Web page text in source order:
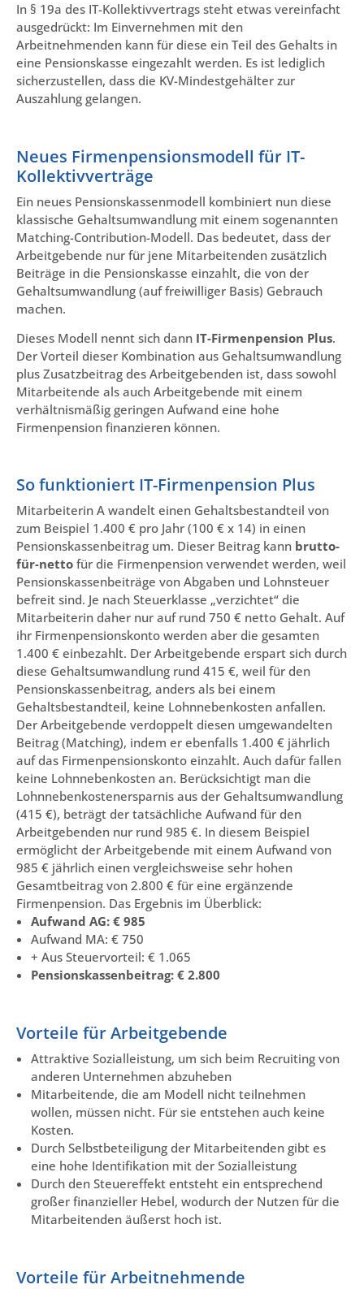
In § 19a des IT-Kollektivvertrags steht etwas vereinfacht
ausgedrückt: Im Einvernehmen mit den
Arbeitnehmenden kann für diese ein Teil des Gehalts in
eine Pensionskasse eingezahlt werden. Es ist lediglich
sicherzustellen, dass die KV-Mindestgehälter zur
Auszahlung gelangen.
Neues Firmenpensionsmodell für IT-
Kollektivverträge
Ein neues Pensionskassenmodell kombiniert nun diese
klassische Gehaltsumwandlung mit einem sogenannten
Matching-Contribution-Modell. Das bedeutet, dass der
Arbeitgebende nur für jene Mitarbeitenden zusätzlich
Beiträge in die Pensionskasse einzahlt, die von der
Gehaltsumwandlung (auf freiwilliger Basis) Gebrauch
machen.
Dieses Modell nennt sich dann IT-Firmenpension Plus.
Der Vorteil dieser Kombination aus Gehaltsumwandlung
plus Zusatzbeitrag des Arbeitgebenden ist, dass sowohl
Mitarbeitende als auch Arbeitgebende mit einem
verhältnismäßig geringen Aufwand eine hohe
Firmenpension finanzieren können.
So funktioniert IT-Firmenpension Plus
Mitarbeiterin A wandelt einen Gehaltsbestandteil von
zum Beispiel 1.400 € pro Jahr (100 € x 14) in einen
Pensionskassenbeitrag um. Dieser Beitrag kann brutto-
für-netto für die Firmenpension verwendet werden, weil
Pensionskassenbeiträge von Abgaben und Lohnsteuer
befreit sind. Je nach Steuerklasse „verzichtet“ die
Mitarbeiterin daher nur auf rund 750 € netto Gehalt. Auf
ihr Firmenpensionskonto werden aber die gesamten
1.400 € einbezahlt. Der Arbeitgebende erspart sich durch
diese Gehaltsumwandlung rund 415 €, weil für den
Pensionskassenbeitrag, anders als bei einem
Gehaltsbestandteil, keine Lohnnebenkosten anfallen.
Der Arbeitgebende verdoppelt diesen umgewandelten
Beitrag (Matching), indem er ebenfalls 1.400 € jährlich
auf das Firmenpensionskonto einzahlt. Auch dafür fallen
keine Lohnnebenkosten an. Berücksichtigt man die
Lohnnebenkostenersparnis aus der Gehaltsumwandlung
(415 €), beträgt der tatsächliche Aufwand für den
Arbeitgebenden nur rund 985 €. In diesem Beispiel
ermöglicht der Arbeitgebende mit einem Aufwand von
985 € jährlich einen vergleichsweise sehr hohen
Gesamtbeitrag von 2.800 € für eine ergänzende
Firmenpension. Das Ergebnis im Überblick:
Aufwand AG: € 985
Aufwand MA: € 750
+ Aus Steuervorteil: € 1.065
Pensionskassenbeitrag: € 2.800
Vorteile für Arbeitgebende
Attraktive Sozialleistung, um sich beim Recruiting von
anderen Unternehmen abzuheben
Mitarbeitende, die am Modell nicht teilnehmen
wollen, müssen nicht. Für sie entstehen auch keine
Kosten.
Durch Selbstbeteiligung der Mitarbeitenden gibt es
eine hohe Identifikation mit der Sozialleistung
Durch den Steuereffekt entsteht ein entsprechend
großer finanzieller Hebel, wodurch der Nutzen für die
Mitarbeitenden äußerst hoch ist.
Vorteile für Arbeitnehmende